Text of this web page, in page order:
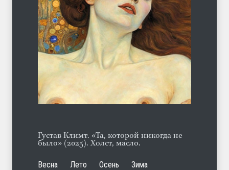
А ещё борода
ЛЕТО 07.08.2026
Густав Климт. «Та, которой никогда не
было» (2025). Холст, масло.
Весна Лето Осень
Зима